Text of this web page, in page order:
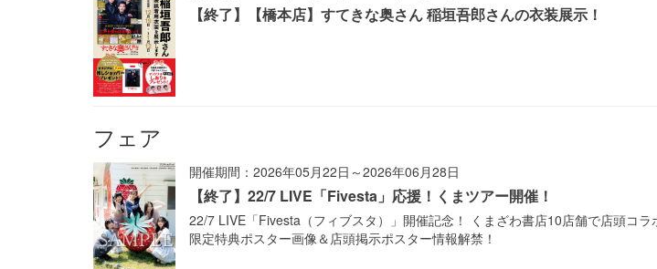
【終了】【橋本店】すてきな奥さん ​稲垣吾郎さんの​衣装展示！
フェア
開催期間：2026年05月22日～2026年06月28日
【終了】22/7 LIVE「Fivesta」応援！くまツアー開催！
22/7 LIVE「Fivesta（フィブスタ）」開催記念！ くまざわ書店10店舗で店頭コ
限定特典ポスター画像＆店頭掲示ポスター情報解禁！